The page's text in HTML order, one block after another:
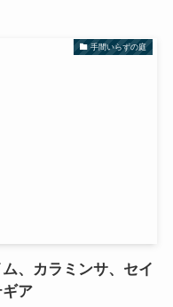
手間いらずの庭
、カラミンサ、セイ
ア